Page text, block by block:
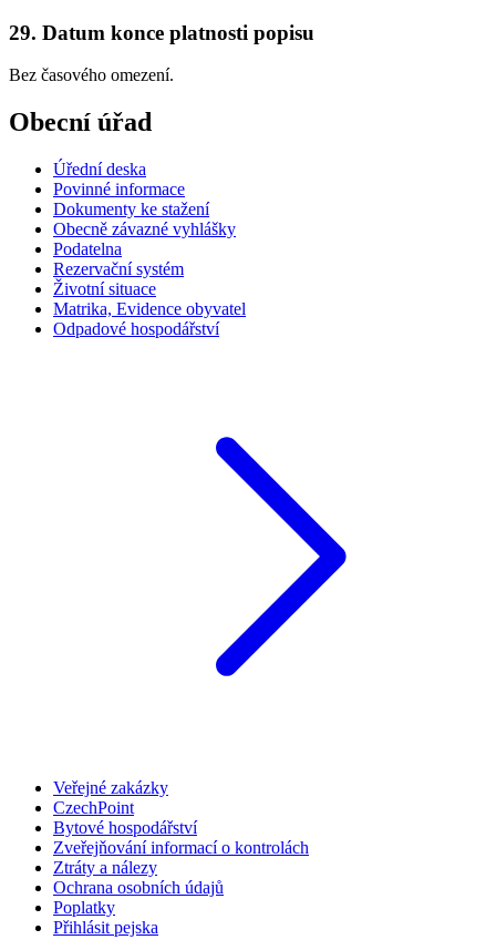
29. Datum konce platnosti popisu
Bez časového omezení.
Obecní úřad
Úřední deska
Povinné informace
Dokumenty ke stažení
Obecně závazné vyhlášky
Podatelna
Rezervační systém
Životní situace
Matrika, Evidence obyvatel
Odpadové hospodářství
Veřejné zakázky
CzechPoint
Bytové hospodářství
Zveřejňování informací o kontrolách
Ztráty a nálezy
Ochrana osobních údajů
Poplatky
Přihlásit pejska